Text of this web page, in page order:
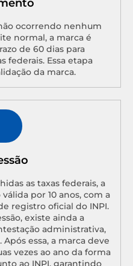
ocorrendo nenhum
normal, a marca é
de 60 dias para
federais. Essa etapa
da marca.
as taxas federais, a
por 10 anos, com a
registro oficial do INPI.
existe ainda a
administrativa,
essa, a marca deve
vezes ao ano da forma
ao INPI, garantindo